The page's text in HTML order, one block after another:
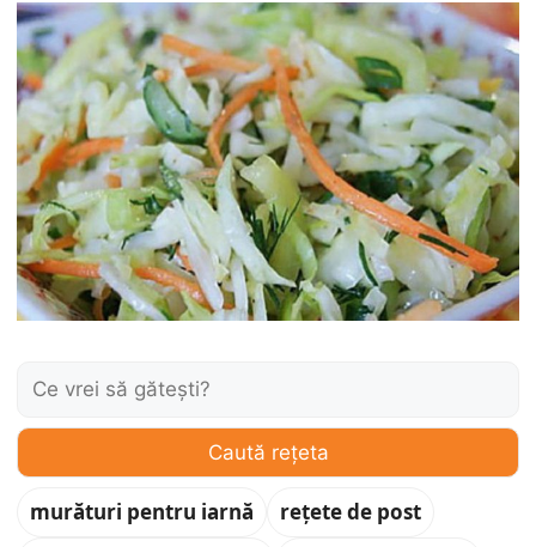
Caută:
Caută rețeta
murături pentru iarnă
rețete de post